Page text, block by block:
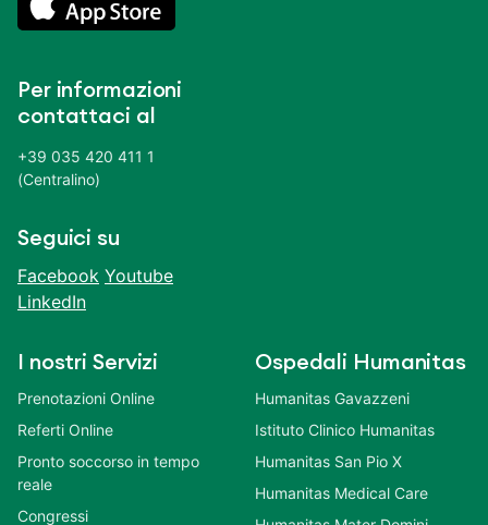
Per informazioni
contattaci al
+39 035 420 411 1
(Centralino)
Seguici su
Facebook Youtube
LinkedIn
I nostri Servizi
Prenotazioni Online
Referti Online
Pronto soccorso in tempo
reale
Congressi
Ospedali Humanitas
Humanitas Gavazzeni
Istituto Clinico Humanitas
Humanitas San Pio X
Humanitas Medical Care